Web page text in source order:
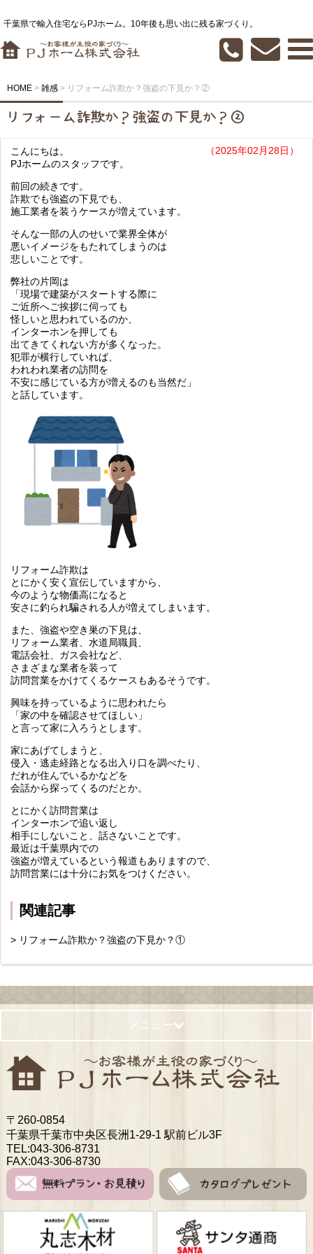
千葉県で輸入住宅ならPJホーム。10年後も思い出に残る家づくり。
HOME > 雑感 > リフォーム詐欺か？強盗の下見か？②
リフォーム詐欺か？強盗の下見か？②
（2025年02月28日）
こんにちは。
PJホームのスタッフです。
前回の続きです。
詐欺でも強盗の下見でも、
施工業者を装うケースが増えています。
そんな一部の人のせいで業界全体が
悪いイメージをもたれてしまうのは
悲しいことです。
弊社の片岡は
「現場で建築がスタートする際に
ご近所へご挨拶に伺っても
怪しいと思われているのか、
インターホンを押しても
出てきてくれない方が多くなった。
犯罪が横行していれば、
われわれ業者の訪問を
不安に感じている方が増えるのも当然だ」
と話しています。
リフォーム詐欺は
とにかく安く宣伝していますから、
今のような物価高になると
安さに釣られ騙される人が増えてしまいます。
また、強盗や空き巣の下見は、
リフォーム業者、水道局職員、
電話会社、ガス会社など、
さまざまな業者を装って
訪問営業をかけてくるケースもあるそうです。
興味を持っているように思われたら
「家の中を確認させてほしい」
と言って家に入ろうとします。
家にあげてしまうと、
侵入・逃走経路となる出入り口を調べたり、
だれが住んでいるかなどを
会話から探ってくるのだとか。
とにかく訪問営業は
インターホンで追い返し
相手にしないこと、話さないことです。
最近は千葉県内での
強盗が増えているという報道もありますので、
訪問営業には十分にお気をつけください。
関連記事
> リフォーム詐欺か？強盗の下見か？①
メニュー
〒260-0854
千葉県千葉市中央区長洲1-29-1 駅前ビル3F
TEL:043-306-8731
FAX:043-306-8730